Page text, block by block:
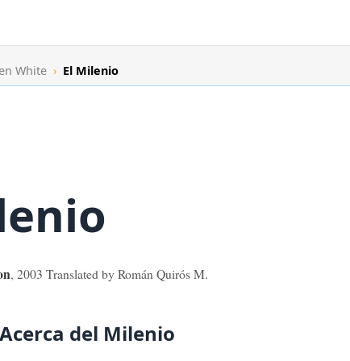
White › El Milenio
, 2003 Translated by Román Quirós M.
del Milenio